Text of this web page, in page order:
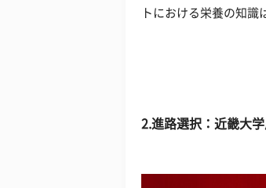
トにおける栄養の知識
2.進路選択：近畿大